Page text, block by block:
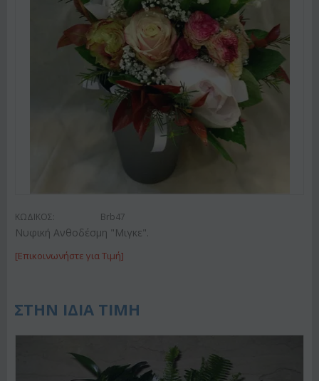
ΚΩΔΙΚΟΣ: Brb47
Νυφική Ανθοδέσμη "Μιγκε".
[Επικοινωνήστε για Τιμή]
ΣΤΗΝ ΙΔΙΑ ΤΙΜΗ